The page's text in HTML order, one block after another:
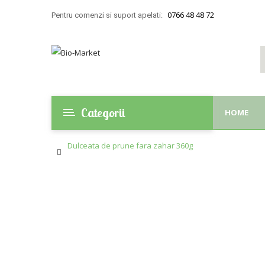
Pentru comenzi si suport apelati: 0766 48 48 72
Categorii HOME
Dulceata de prune fara zahar 360g